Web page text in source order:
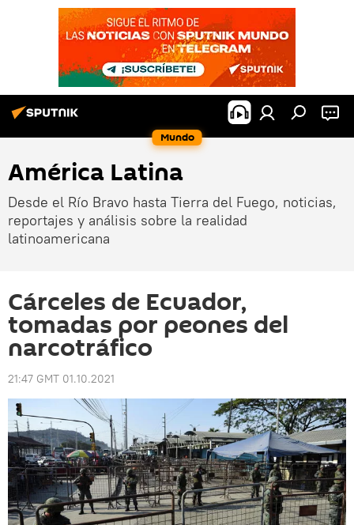
Mundo
América Latina
Desde el Río Bravo hasta Tierra del Fuego, noticias,
reportajes y análisis sobre la realidad
latinoamericana
Cárceles de Ecuador,
tomadas por peones del
narcotráfico
21:47 GMT 01.10.2021